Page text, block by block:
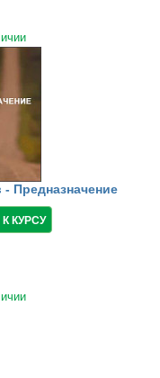
- Предназначение
КУРСУ